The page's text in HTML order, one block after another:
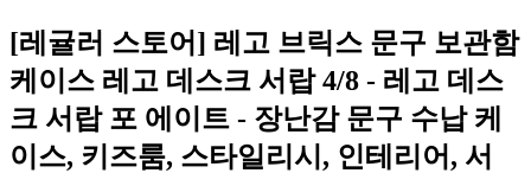
[레귤러 스토어] 레고 브릭스 문구 보관함
케이스 레고 데스크 서랍 4/8 - 레고 데스
크 서랍 포 에이트 - 장난감 문구 수납 케
이스, 키즈룸, 스타일리시, 인테리어, 서